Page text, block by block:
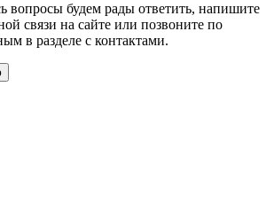
вопросы будем рады ответить, напишите
связи на сайте или позвоните по
в разделе с контактами.